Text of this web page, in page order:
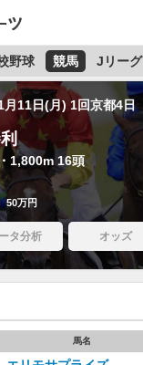
野球 競馬 Jリーグ
月11日(月) 1回京都4日
1,800m 16頭
50万円
タ分析 オッズ
馬名